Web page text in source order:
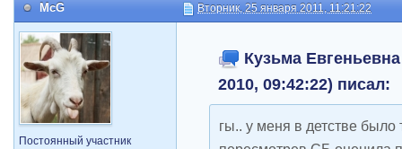
McG Вторник, 25 января 2011, 11:21:22
Постоянный участник
Кузьма
2010, 09:42:22) писал:
гы.. у меня в детстве было